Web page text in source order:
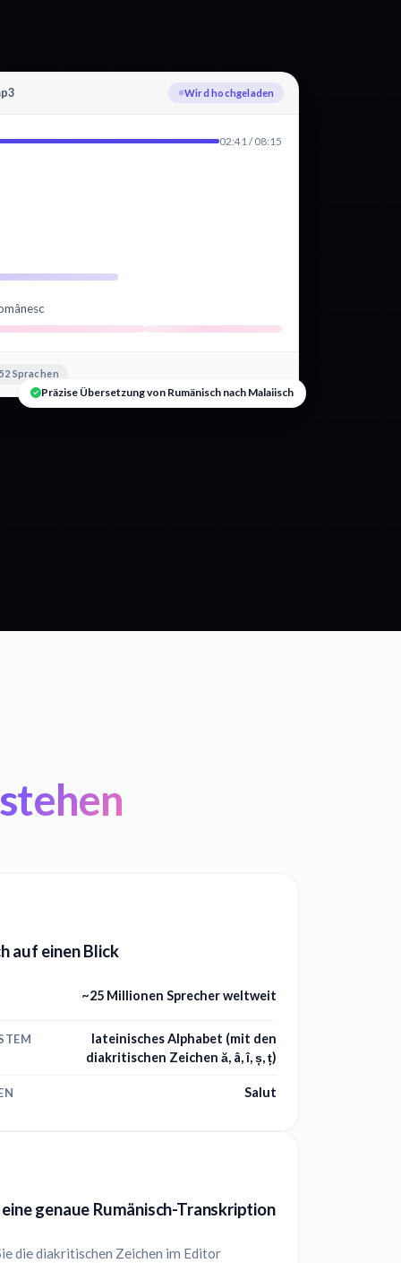
Rumänisch wird transkribiert
02:41 / 08:15
Sprachen
Präzise Übersetzung von Rumänisch nach Malaiisch
auf einen Blick
~25 Millionen Sprecher weltweit
lateinisches Alphabet (mit den
diakritischen Zeichen ă, â, î, ș, ț)
Salut
genaue Rumänisch-Transkription
die diakritischen Zeichen im Editor